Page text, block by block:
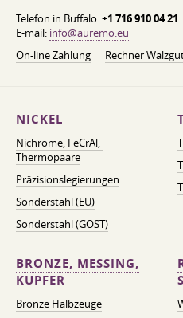
Telefon in Buffalo:+1 716 910 04 21
E-mail: info@auremo.eu
On-line Zahlung
Rechner
NICKEL
Nichrome, FeСrAl, ​​
Thermopaare
Präzisionslegierungen
Sonderstahl (EU)
Sonderstahl (GOST)
BRONZE, MESSING,
KUPFER
Bronze Halbzeuge